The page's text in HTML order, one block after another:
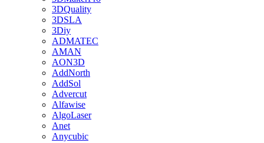
3DQuality
3DSLA
3Diy
ADMATEC
AMAN
AON3D
AddNorth
AddSol
Advercut
Alfawise
AlgoLaser
Anet
Anycubic